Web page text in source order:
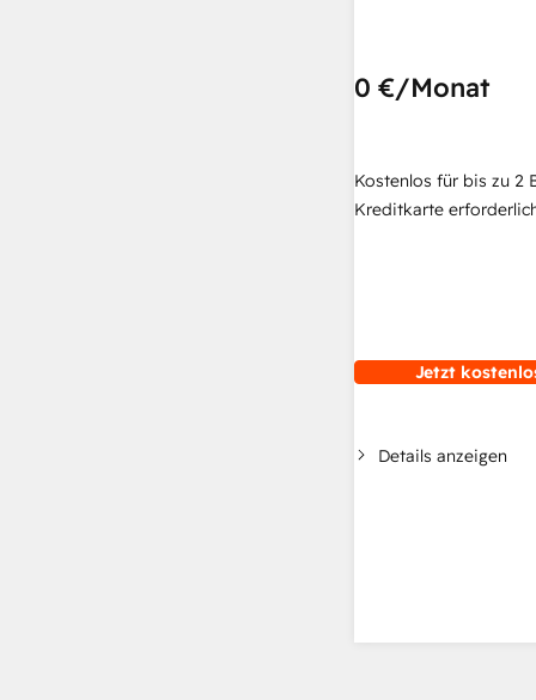
0 €/Monat
Kostenlos für bis zu 2
Kreditkarte
Jetzt
Details anzeigen